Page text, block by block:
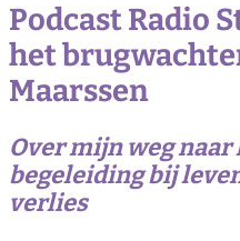
Podcast Radio
het
Maarssen
Over mijn weg
begeleiding bij
verlies